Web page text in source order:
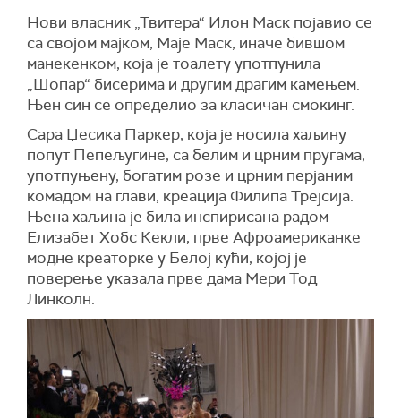
Нови власник „Твитера“ Илон Маск појавио се
са својом мајком, Маје Маск, иначе бившом
манекенком, која је тоалету употпунила
„Шопар“ бисерима и другим драгим камењем.
Њен син се определио за класичан смокинг.
Сара Џесика Паркер, која је носила хаљину
попут Пепељугине, са белим и црним пругама,
употпуњену, богатим розе и црним перјаним
комадом на глави, креација Филипа Трејсија.
Њена хаљина је била инспирисана радом
Елизабет Хобс Кекли, прве Афроамериканке
модне креаторке у Белој кући, којој је
поверење указала прве дама Мери Тод
Линколн.